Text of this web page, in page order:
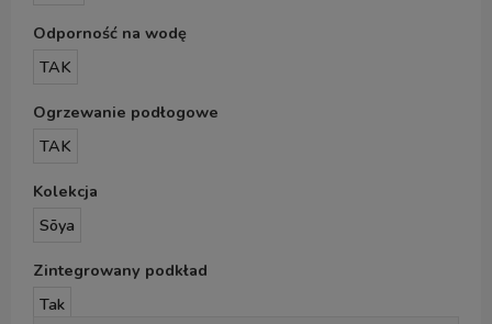
Odporność na wodę
TAK
Ogrzewanie podłogowe
TAK
Kolekcja
Sōya
Zintegrowany podkład
Tak